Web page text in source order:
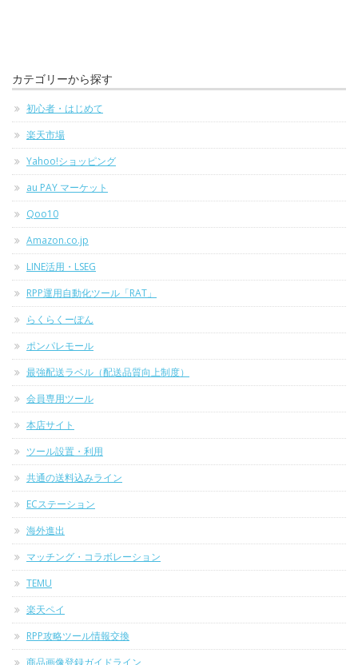
カテゴリーから探す
初心者・はじめて
楽天市場
Yahoo!ショッピング
au PAY マーケット
Qoo10
Amazon.co.jp
LINE活用・LSEG
RPP運用自動化ツール「RAT」
らくらくーぽん
ポンパレモール
最強配送ラベル（配送品質向上制度）
会員専用ツール
本店サイト
ツール設置・利用
共通の送料込みライン
ECステーション
海外進出
マッチング・コラボレーション
TEMU
楽天ペイ
RPP攻略ツール情報交換
商品画像登録ガイドライン